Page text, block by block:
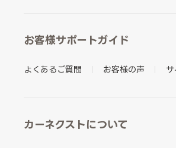
お客様サポートガイド
よくあるご質問 お客様の声 サ
カーネクストについて